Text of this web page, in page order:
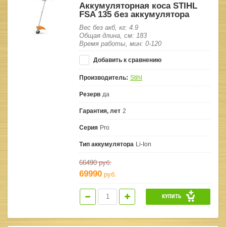
Аккумуляторная коса STIHL
FSA 135 без аккумулятора
Вес без акб, кг: 4.9
Общая длина, см: 183
Время работы, мин: 0-120
Добавить к сравнению
Производитель: Stihl
Резерв да
Гарантия, лет 2
Серия Pro
Тип аккумулятора Li-Ion
66490руб.
69990 руб.
КУПИТЬ